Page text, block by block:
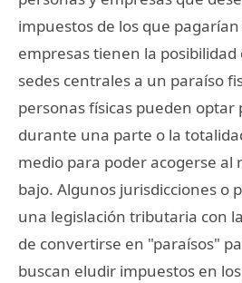
impuestos de los que
empresas tienen la
sedes centrales a un paraíso
personas físicas pueden optar
durante una parte o la
medio para poder acogerse al
bajo. Algunos jurisdicciones o
una legislación tributaria con
de convertirse en "paraísos"
buscan eludir impuestos en